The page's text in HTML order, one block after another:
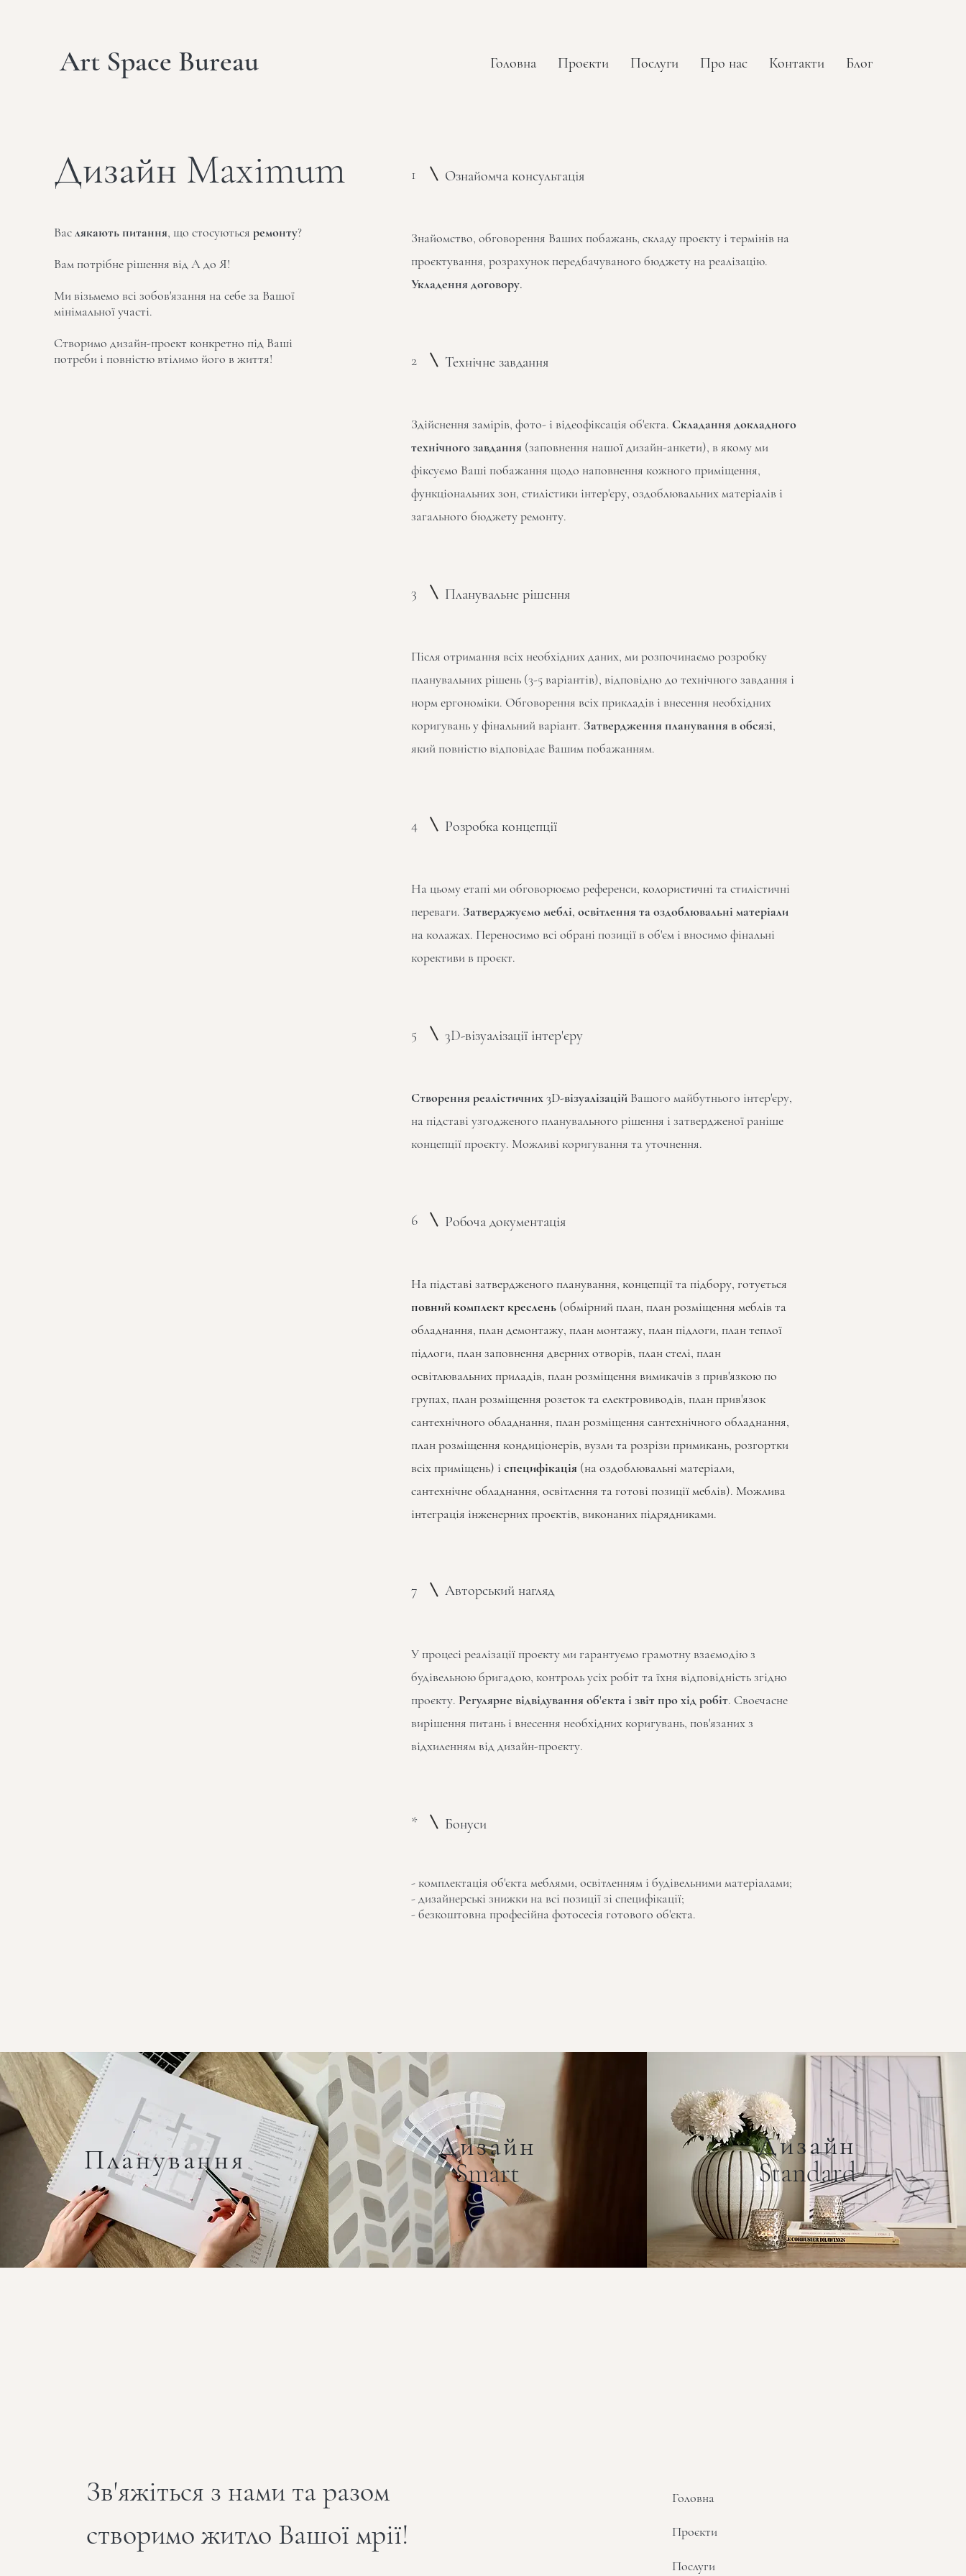
Art Space Bureau Головна Проєкти Послуги Про нас Контакти Блог
Дизайн Maximum
Васлякають питання, що стосуються ремонту?
Вам потрібне рішення від А до Я!
Ми візьмемо всі зобов'язання на себе за Вашої
мінімальної участі.
Створимо дизайн-проект конкретно під Ваші
потреби і повністю втілимо його в життя!
1 Ознайомча консультація
Знайомство, обговорення Ваших побажань, складу проєкту і термінів на
проєктування, розрахунок передбачуваного бюджету на реалізацію.
Укладення договору.
2 Технічне завдання
Здійснення замірів, фото- і відеофіксація об'єкта. Складання докладного
технічного завдання (заповнення нашої дизайн-анкети), в якому ми
фіксуємо Ваші побажання щодо наповнення кожного приміщення,
функціональних зон, стилістики інтер'єру, оздоблювальних матеріалів і
загального бюджету ремонту.
3 Планувальне рішення
Після отримання всіх необхідних даних, ми розпочинаємо розробку
планувальних рішень (3-5 варіантів), відповідно до технічного завдання і
норм ергономіки. Обговорення всіх прикладів і внесення необхідних
коригувань у фінальний варіант. Затвердження планування в обсязі,
який повністю відповідає Вашим побажанням.
4 Розробка концепції
На цьому етапі ми обговорюємо референси,колористичні та стилістичні
переваги. Затверджуємо меблі, освітлення та оздоблювальні матеріали
на колажах. Переносимо всі обрані позиції в об'єм і вносимо фінальні
корективи в проєкт.
5 3D-візуалізації інтер'єру
Створення реалістичних 3D-візуалізацій Вашого майбутнього інтер'єру,
на підставі узгодженого планувального рішення і затвердженої раніше
концепції проєкту. Можливі коригування та уточнення.
6 Робоча документація
На підставі затвердженого планування, концепції та підбору, готується
повний комплект креслень (обмірний план, план розміщення меблів та
обладнання, план демонтажу, план монтажу, план підлоги, план теплої
підлоги, план заповнення дверних отворів, план стелі, план
освітлювальних приладів, план розміщення вимикачів з прив'язкою по
групах, план розміщення розеток та електровиводів, план прив'язок
сантехнічного обладнання, план розміщення сантехнічного обладнання,
план розміщення кондиціонерів, вузли та розрізи примикань, розгортки
всіх приміщень) іспецифікація (на оздоблювальні матеріали,
сантехнічне обладнання, освітлення та готові позиції меблів). Можлива
інтеграція інженерних проєктів, виконаних підрядниками.
7 Авторський нагляд
У процесі реалізації проєкту ми гарантуємо грамотну взаємодію з
будівельною бригадою, контроль усіх робіт та їхня відповідність згідно
проєкту. Регулярне відвідування об'єкта і звіт про хід робіт. Своєчасне
вирішення питань і внесення необхідних коригувань, пов'язаних з
відхиленням від дизайн-проєкту.
* Бонуси
- комплектація об'єкта меблями, освітленням і будівельними матеріалами;
- дизайнерські знижки на всі позиції зі специфікації;
- безкоштовна професійна фотосесія готового об'єкта.
Планування
Дизайн
Smart
Дизайн
Standard
Зв'яжіться з нами та разом
створимо житло Вашої мрії!
Головна
Проєкти
Послуги